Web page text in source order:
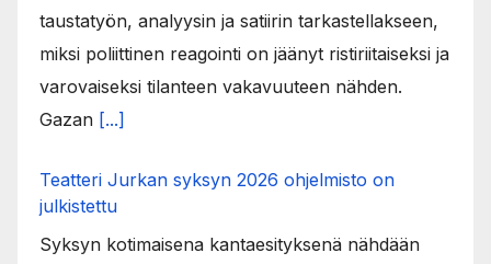
taustatyön, analyysin ja satiirin tarkastellakseen,
miksi poliittinen reagointi on jäänyt ristiriitaiseksi ja
varovaiseksi tilanteen vakavuuteen nähden.
Gazan [...]
Teatteri Jurkan syksyn 2026 ohjelmisto on
julkistettu
Syksyn kotimaisena kantaesityksenä nähdään